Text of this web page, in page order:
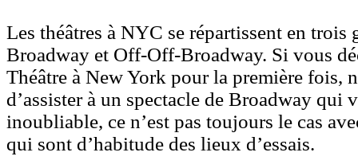
Les théâtres à NYC se répartissent en trois
Broadway et Off-Off-Broadway. Si vous
Théâtre à New York pour la première fois,
d’assister à un spectacle de Broadway
inoubliable, ce n’est pas toujours le cas
qui sont d’habitude des lieux d’essais.